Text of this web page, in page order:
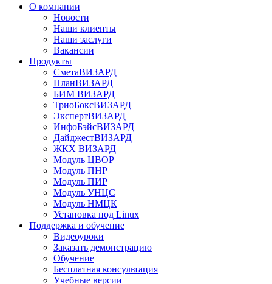
О компании
Новости
Наши клиенты
Наши заслуги
Вакансии
Продукты
СметаВИЗАРД
ПланВИЗАРД
БИМ ВИЗАРД
ТриоБоксВИЗАРД
ЭкспертВИЗАРД
ИнфоБэйсВИЗАРД
ДайджестВИЗАРД
ЖКХ ВИЗАРД
Модуль ЦВОР
Модуль ПНР
Модуль ПИР
Модуль УНЦС
Модуль НМЦК
Установка под Linux
Поддержка и обучение
Видеоуроки
Заказать демонстрацию
Обучение
Бесплатная консультация
Учебные версии